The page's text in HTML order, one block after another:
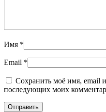
Имя *
Email *
Сохранить моё имя, email и
последующих моих